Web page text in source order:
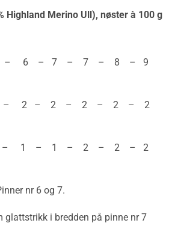
Highland Merino Ull), nøster à 100 g
– 6 – 7 – 7 – 8 – 9
1 – 2 – 2 – 2 – 2 – 2
1 – 1 – 1 – 2 – 2 – 2
nr 6 og 7.
glattstrikk i bredden på pinne nr 7